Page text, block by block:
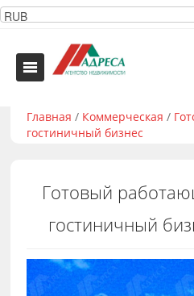
Главная / Коммерческая /
гостиничный бизнес
Готовый
гостиничный